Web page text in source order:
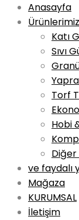
Anasayfa
Ürünlerimiz
Katı
Sıvı
Torf
Hobi
ve faydalı
Mağaza
KURUMSAL
İletişim